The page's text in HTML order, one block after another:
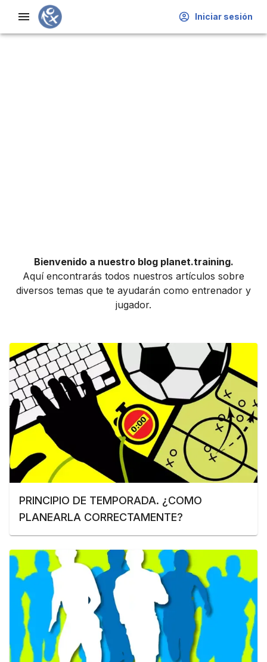
Iniciar sesión
Bienvenido a nuestro blog planet.training.
Aquí encontrarás todos nuestros artículos sobre
diversos temas que te ayudarán como entrenador y
jugador.
PRINCIPIO DE TEMPORADA. ¿COMO
PLANEARLA CORRECTAMENTE?